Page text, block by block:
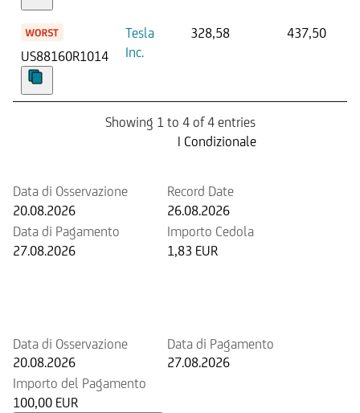
US88160R1014
Tesla
Inc.
328,58 437,50
Showing 1 to 4 of 4 entries
| Condizionale
Data di Osservazione
20.08.2026
Record Date
26.08.2026
Data di Pagamento
27.08.2026
Importo Cedola
1,83 EUR
Data di Osservazione
20.08.2026
Data di Pagamento
27.08.2026
Importo del Pagamento
100,00 EUR